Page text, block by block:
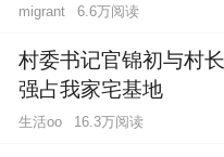
migrant 6.6万阅读
村委书记官锦初与村
强占我家宅基地
生活oo 16.3万阅读